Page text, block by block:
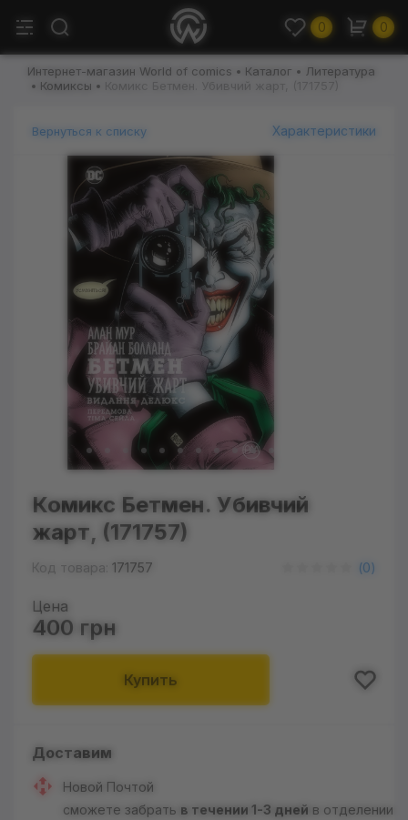
0 0
Интернет-магазин World of comics Каталог
Литература
Комиксы
Комикс Бетмен. Убивчий жарт, (171757)
Вернуться к списку Характеристики
Комикс Бетмен. Убивчий
жарт, (171757)
Код товара: 171757 (0)
Цена
400 грн
Купить
Доставим
Новой Почтой
сможете забрать в течении 1-3 дней в отделении